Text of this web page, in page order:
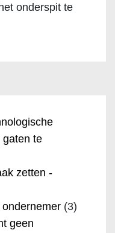
onderspit te
gaten te
zetten -
(3)
geen